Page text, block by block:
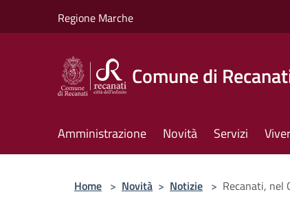
Regione Marche
Comune di
Amministrazione Novità Servizi
Home > Novità > Notizie > Recanati, nel